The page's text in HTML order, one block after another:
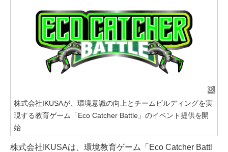
株式会社IKUSAが、環境意識の向上とチームビルディングを実
現する教育ゲーム「Eco Catcher Battle」のイベント提供を開
始
株式会社IKUSAは、環境教育ゲーム「Eco Catcher Battl